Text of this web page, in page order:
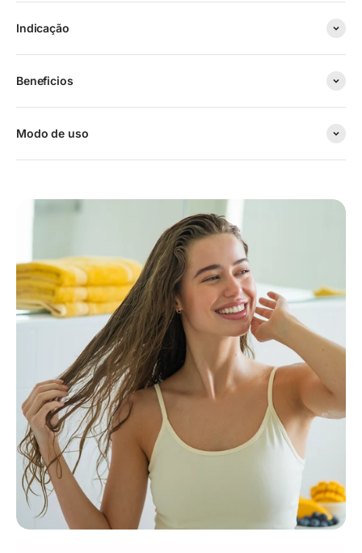
Indicação
Beneficios
Modo de uso